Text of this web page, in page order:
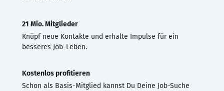
21 Mio. Mitglieder
Knüpf neue Kontakte und erhalte Impulse für ein
besseres Job-Leben.
Kostenlos profitieren
Schon als Basis-Mitglied kannst Du Deine Job-Suche